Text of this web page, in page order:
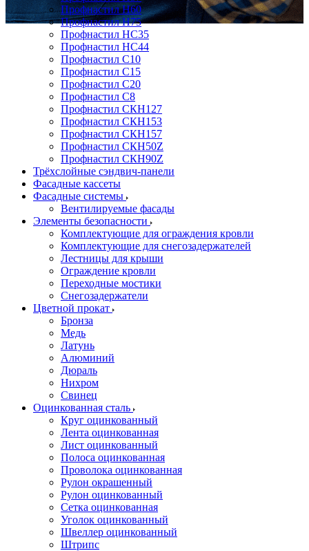
Профнастил Н60
Профнастил Н75
Профнастил НС35
Профнастил НС44
Профнастил С10
Профнастил С15
Профнастил С20
Профнастил С8
Профнастил СКН127
Профнастил СКН153
Профнастил СКН157
Профнастил СКН50Z
Профнастил СКН90Z
Трёхслойные сэндвич-панели
Фасадные кассеты
Фасадные системы
Вентилируемые фасады
Элементы безопасности
Комплектующие для ограждения кровли
Комплектующие для снегозадержателей
Лестницы для крыши
Ограждение кровли
Переходные мостики
Снегозадержатели
Цветной прокат
Бронза
Медь
Латунь
Алюминий
Дюраль
Нихром
Свинец
Оцинкованная сталь
Круг оцинкованный
Лента оцинкованная
Лист оцинкованный
Полоса оцинкованная
Проволока оцинкованная
Рулон окрашенный
Рулон оцинкованный
Сетка оцинкованная
Уголок оцинкованный
Швеллер оцинкованный
Штрипс